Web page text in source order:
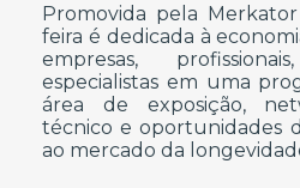
Promovida pela
feira é dedicada à
empresas,
especialistas em uma
área de exposição,
técnico e oportunidades
ao mercado da